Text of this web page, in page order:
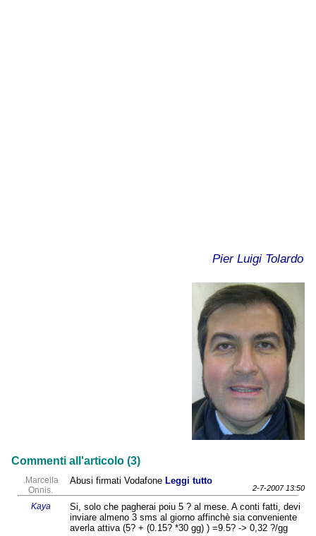
Pier Luigi Tolardo
Commenti all'articolo (3)
.Marcella
Onnis.
Abusi firmati Vodafone Leggi tutto
2-7-2007 13:50
Kaya
Si, solo che pagherai poiu 5 ? al mese. A conti fatti, devi
inviare almeno 3 sms al giorno affinchè sia conveniente
averla attiva (5? + (0.15? *30 gg) ) =9.5? -> 0,32 ?/gg